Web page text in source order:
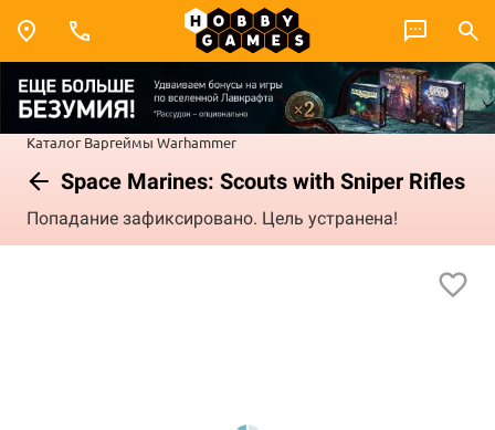
Каталог Варгеймы Warhammer
Space Marines: Scouts with Sniper Rifles
Попадание зафиксировано. Цель устранена!